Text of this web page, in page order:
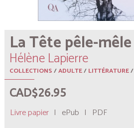
La Tête pêle-mêle
Hélène Lapierre
COLLECTIONS/ADULTE/LITTÉRATURE/
CAD$26.95
Livre papier | ePub | PDF